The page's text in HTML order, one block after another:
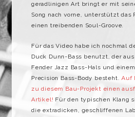
geradlinigen Art bringt er mit
Song nach vorne, unterstützt das
einen treibenden Soul-Groove.
Für das Video habe ich nochmal
Duck Dunn-Bass benutzt, der
Fender Jazz Bass-Hals und
Precision Bass-Body besteht.Auf
zu diesem Bau-Projekt einen
Artikel! Für den typischen Klang
die extradicken, geschliffenen